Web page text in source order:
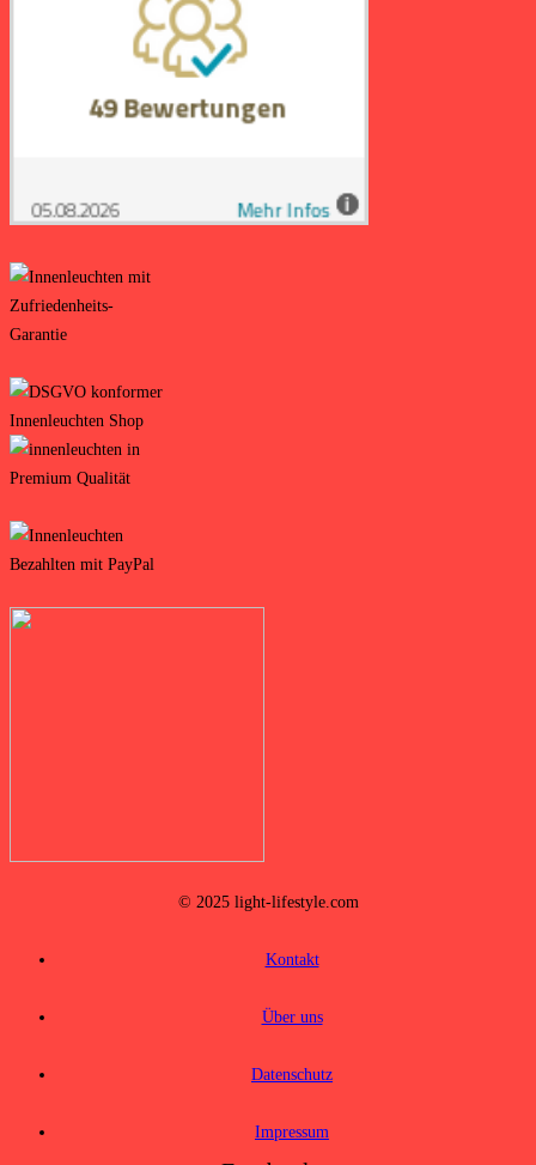
© 2025 light-lifestyle.com
Kontakt
Über uns
Datenschutz
Impressum